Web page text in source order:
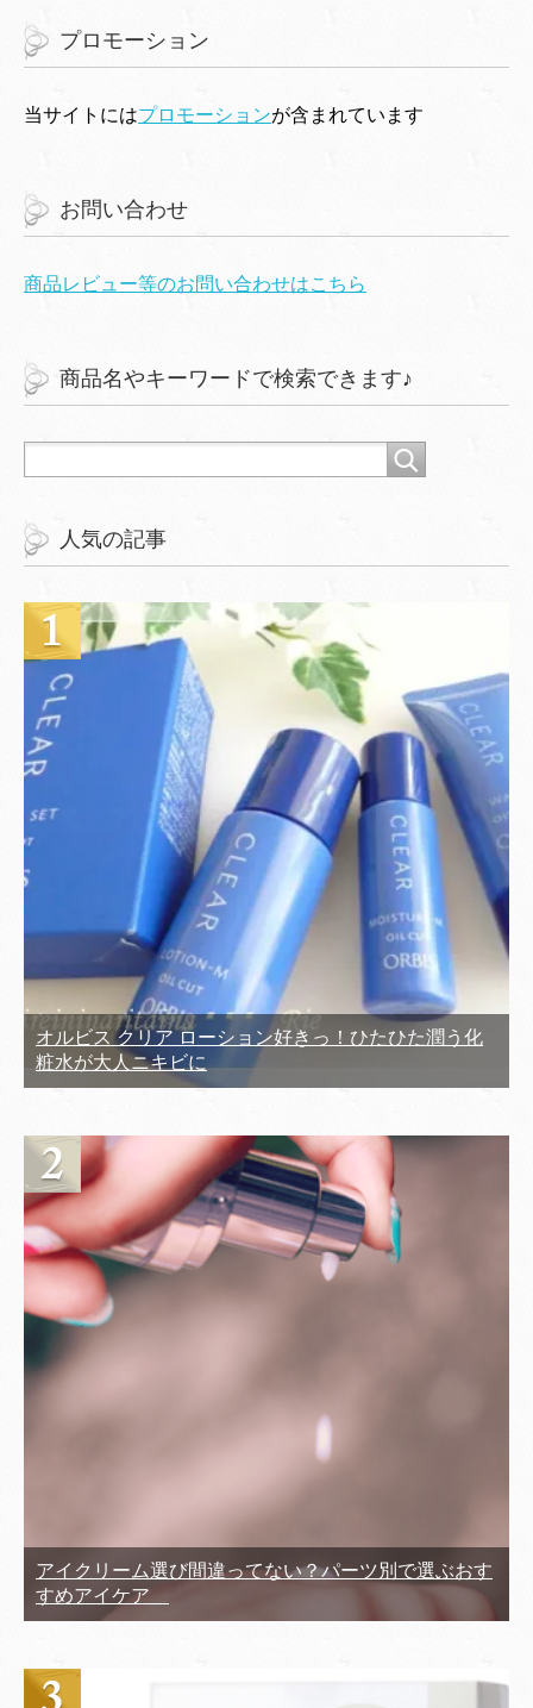
プロモーション
当サイトにはプロモーションが含まれています
お問い合わせ
商品レビュー等のお問い合わせはこちら
商品名やキーワードで検索できます♪
人気の記事
オルビス クリア ローション好きっ！ひたひた潤う化
粧水が大人ニキビに
アイクリーム選び間違ってない？パーツ別で選ぶおす
すめアイケア